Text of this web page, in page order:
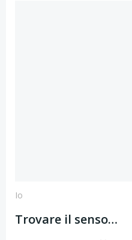
Io
Trovare il senso…